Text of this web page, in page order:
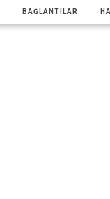
BAĞLANTILAR